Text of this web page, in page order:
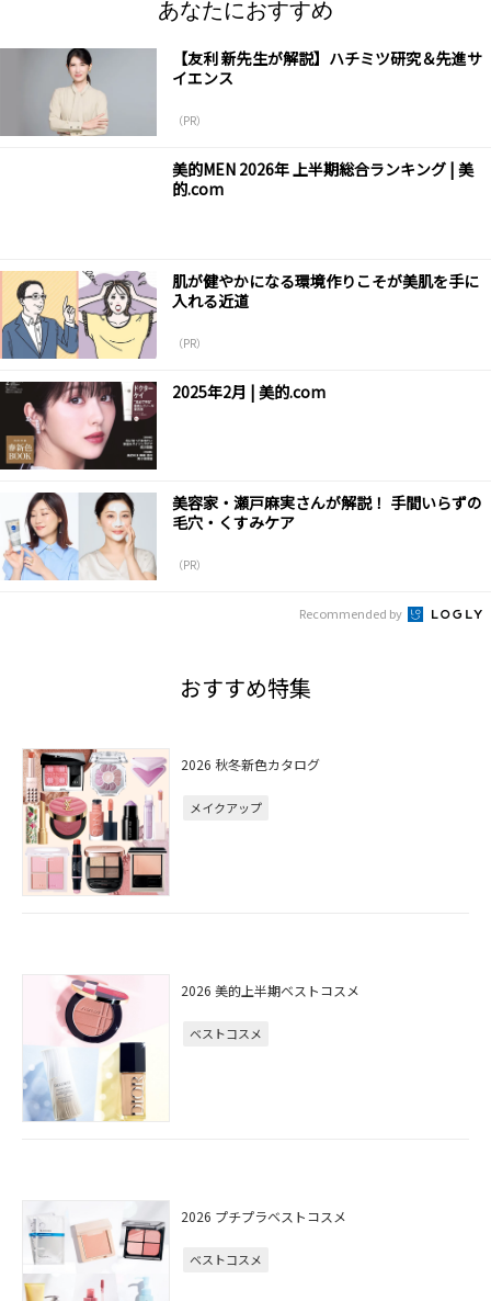
あなたにおすすめ
【友利 新先生が解説】ハチミツ研究＆先進サ
イエンス
（PR）
美的MEN 2026年 上半期総合ランキング | 美
的.com
肌が健やかになる環境作りこそが美肌を手に
入れる近道
（PR）
2025年2月 | 美的.com
美容家・瀬戸麻実さんが解説！ 手間いらずの
毛穴・くすみケア
（PR）
Recommended by
おすすめ特集
2026 秋冬新色カタログ
メイクアップ
2026 美的上半期ベストコスメ
ベストコスメ
2026 プチプラベストコスメ
ベストコスメ